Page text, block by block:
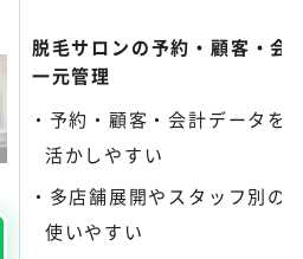
脱毛サロンの予約・顧客・会
一元管理
予約・顧客・会計データを
活かしやすい
多店舗展開やスタッフ別の
使いやすい